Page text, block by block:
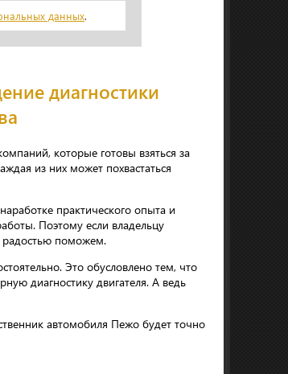
данных.
диагностики
которые готовы взяться за
из них может похвастаться
практического опыта и
Поэтому если владельцу
радостью поможем.
Это обусловлено тем, что
диагностику двигателя. А ведь
автомобиля Пежо будет точно